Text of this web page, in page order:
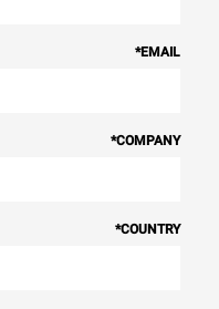
EMAIL
*
COMPANY
*
COUNTRY
*